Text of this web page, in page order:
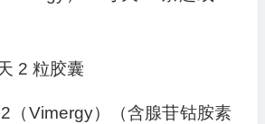
2 粒胶囊
（Vimergy）（含腺苷钴胺素